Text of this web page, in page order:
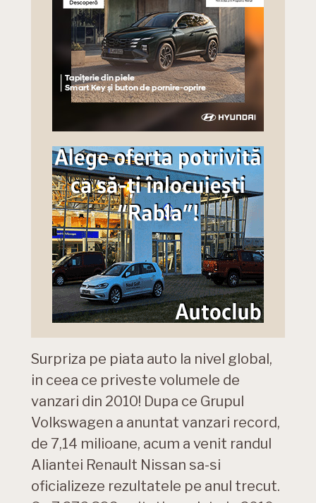
Surpriza pe piata auto la nivel global,
in ceea ce priveste volumele de
vanzari din 2010! Dupa ce Grupul
Volkswagen a anuntat vanzari record,
de 7,14 milioane, acum a venit randul
Aliantei Renault Nissan sa-si
oficializeze rezultatele pe anul trecut.